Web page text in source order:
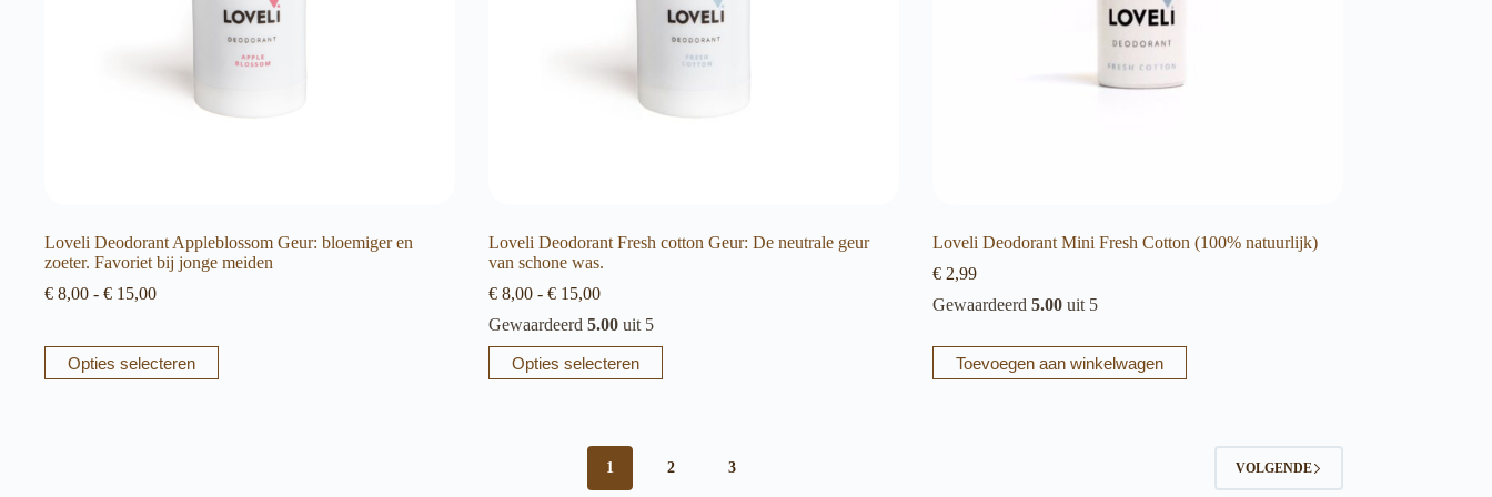
Loveli Deodorant Appleblossom Geur: bloemiger en
zoeter. Favoriet bij jonge meiden
€ 8,00 - € 15,00Prijsklasse:
€ 15,00
Opties selecteren
product
Loveli Deodorant Fresh cotton Geur: De neutrale geur
van schone was.
€8,00 - €15,00Prijsklasse:
tot
€ 15,00
Gewaardeerd 5.00uit 5
Opties selecteren
product
Loveli Deodorant Mini Fresh Cotton (100% natuurlijk)
€2,99
Gewaardeerd 5.00uit 5
Toevoegen aan winkelwagen
1 2 3 VOLGENDE